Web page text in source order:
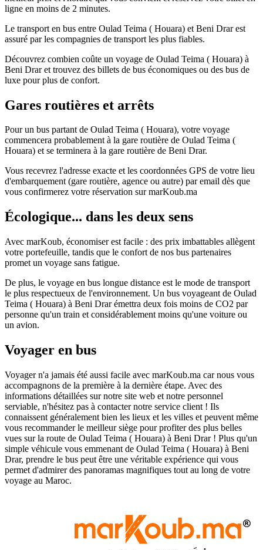
ligne en moins de 2 minutes.
Le transport en bus entre Oulad Teima ( Houara) et Beni Drar est
assuré par les compagnies de transport les plus fiables.
Découvrez combien coûte un voyage de Oulad Teima ( Houara) à
Beni Drar et trouvez des billets de bus économiques ou des bus de
luxe pour plus de confort.
Gares routières et arrêts
Pour un bus partant de Oulad Teima ( Houara), votre voyage
commencera probablement à la gare routière de Oulad Teima (
Houara) et se terminera à la gare routière de Beni Drar.
Vous recevrez l'adresse exacte et les coordonnées GPS de votre lieu
d'embarquement (gare routière, agence ou autre) par email dès que
vous confirmerez votre réservation sur marKoub.ma
Écologique... dans les deux sens
Avec marKoub, économiser est facile : des prix imbattables allègent
votre portefeuille, tandis que le confort de nos bus partenaires
promet un voyage sans fatigue.
De plus, le voyage en bus longue distance est le mode de transport
le plus respectueux de l'environnement. Un bus voyageant de Oulad
Teima ( Houara) à Beni Drar émettra deux fois moins de CO2 par
personne qu'un train et considérablement moins qu'une voiture ou
un avion.
Voyager en bus
Voyager n'a jamais été aussi facile avec marKoub.ma car nous vous
accompagnons de la première à la dernière étape. Avec des
informations détaillées sur notre site web et notre personnel
serviable, n'hésitez pas à contacter notre service client ! Ils
connaissent généralement bien les lieux et les villes et peuvent même
vous recommander le meilleur siège pour profiter des plus belles
vues sur la route de Oulad Teima ( Houara) à Beni Drar ! Plus qu'un
simple véhicule vous emmenant de Oulad Teima ( Houara) à Beni
Drar, prendre le bus peut être une véritable expérience qui vous
permet d'admirer des panoramas magnifiques tout au long de votre
voyage au Maroc.